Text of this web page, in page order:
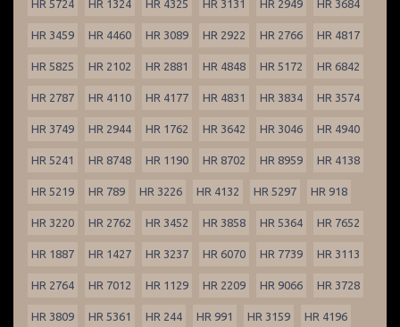
HR 5724 HR 1324 HR 4325 HR 3131 HR 2949 HR 3684
HR 3459 HR 4460 HR 3089 HR 2922 HR 2766 HR 4817
HR 5825 HR 2102 HR 2881 HR 4848 HR 5172 HR 6842
HR 2787 HR 4110 HR 4177 HR 4831 HR 3834 HR 3574
HR 3749 HR 2944 HR 1762 HR 3642 HR 3046 HR 4940
HR 5241 HR 8748 HR 1190 HR 8702 HR 8959 HR 4138
HR 5219 HR 789 HR 3226 HR 4132 HR 5297 HR 918
HR 3220 HR 2762 HR 3452 HR 3858 HR 5364 HR 7652
HR 1887 HR 1427 HR 3237 HR 6070 HR 7739 HR 3113
HR 2764 HR 7012 HR 1129 HR 2209 HR 9066 HR 3728
HR 3809 HR 5361 HR 244 HR 991 HR 3159 HR 4196